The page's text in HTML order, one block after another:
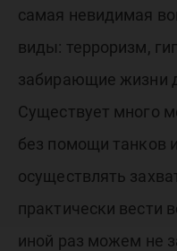
самая невидимая
виды: терроризм,
забирающие жизни
Существует много
без помощи танков
осуществлять
практически вести
иной раз можем не